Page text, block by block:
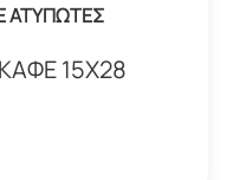
ΑΤΥΠΩΤΕΣ
15Χ28